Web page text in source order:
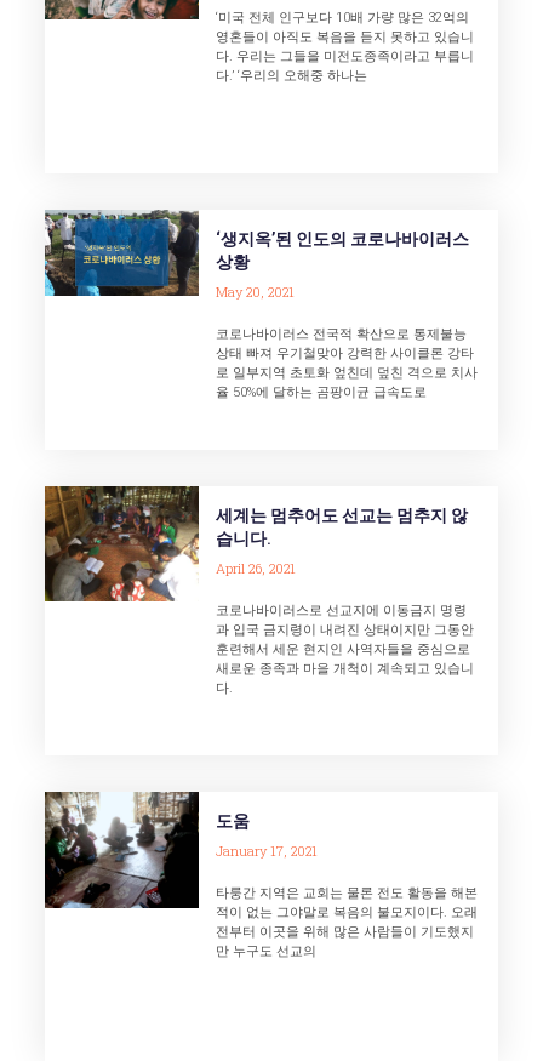
‘미국 전체 인구보다 10배 가량 많은 32억의
영혼들이 아직도 복음을 듣지 못하고 있습니
다. 우리는 그들을 미전도종족이라고 부릅니
다.’ ‘우리의 오해중 하나는
‘생지옥’된 인도의 코로나바이러스
상황
May 20, 2021
코로나바이러스 전국적 확산으로 통제불능
상태 빠져 우기철맞아 강력한 사이클론 강타
로 일부지역 초토화 엎친데 덮친 격으로 치사
율 50%에 달하는 곰팡이균 급속도로
세계는 멈추어도 선교는 멈추지 않
습니다.
April 26, 2021
코로나바이러스로 선교지에 이동금지 명령
과 입국 금지령이 내려진 상태이지만 그동안
훈련해서 세운 현지인 사역자들을 중심으로
새로운 종족과 마을 개척이 계속되고 있습니
다.
도움
January 17, 2021
타룽간 지역은 교회는 물론 전도 활동을 해본
적이 없는 그야말로 복음의 불모지이다. 오래
전부터 이곳을 위해 많은 사람들이 기도했지
만 누구도 선교의